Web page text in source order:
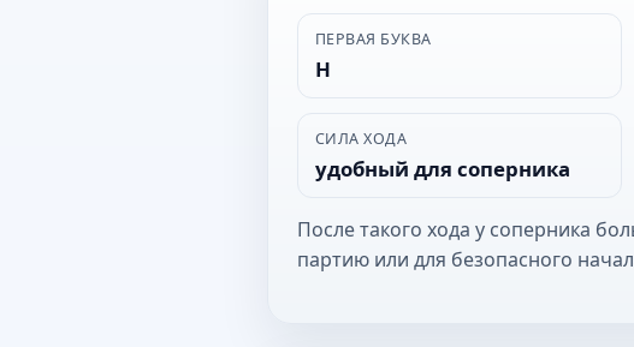
ПЕРВАЯ БУКВА
Н
СИЛА ХОДА
удобный для соперника
После такого хода у соперника
партию или для безопасного